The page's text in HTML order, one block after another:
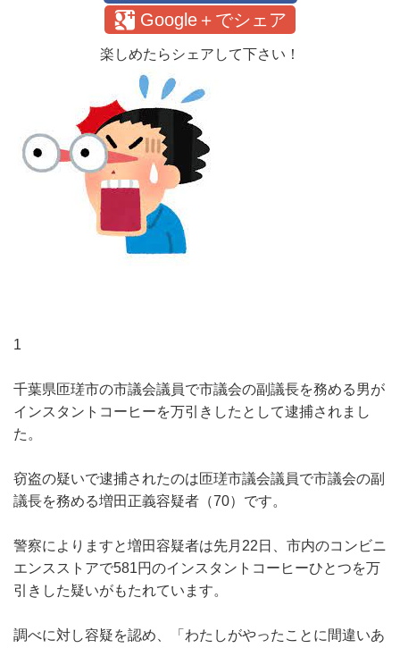
Google＋でシェア
楽しめたらシェアして下さい！
1
千葉県匝瑳市の市議会議員で市議会の副議長を務める男が
インスタントコーヒーを万引きしたとして逮捕されまし
た。
窃盗の疑いで逮捕されたのは匝瑳市議会議員で市議会の副
議長を務める増田正義容疑者（70）です。
警察によりますと増田容疑者は先月22日、市内のコンビニ
エンスストアで581円のインスタントコーヒーひとつを万
引きした疑いがもたれています。
調べに対し容疑を認め、「わたしがやったことに間違いあ